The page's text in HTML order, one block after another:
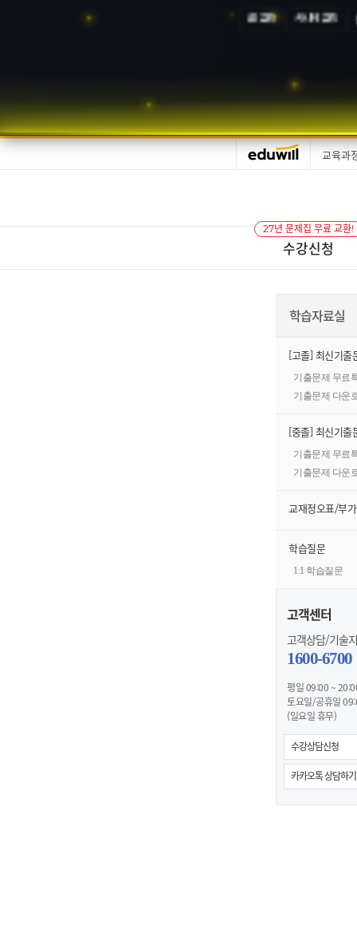
AI 교육 시니어 교육
교육과
수강신청
27년 문제집 무료 교환!
학습자료실
[고졸] 최신기출
기출문제 무료
기출문제 다운
[중졸] 최신기출
기출문제 무료
기출문제 다운
교재정오표/부
학습질문
1:1 학습질문
고객센터
고객상담/기술
1600-6700
평일 09:00 ~
토요일/공휴일
(일요일 휴무)
수강상담신청
카카오톡 상담하기